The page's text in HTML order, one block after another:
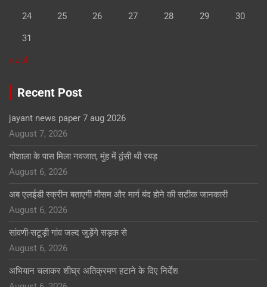
24 25 26 27 28 29 30
31
« Jul
Recent Post
jayant news paper 7 aug 2026
August 7, 2026
गोशाला के पास मिला नवजात, मुंह में ठूंसी थी रबड़
August 6, 2026
अब एलईडी स्क्रीन बताएगी मौसम और मार्ग बंद होने की सटीक जानकारी
August 6, 2026
सांवणी-सटूड़ी गांव जल्द जुड़ेंगे सड़क से
August 6, 2026
अभियान चलाकर शीघ्र अतिक्रमण हटाने के दिए निर्देश